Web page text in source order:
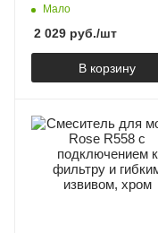
Мало
2 029 руб./шт
В корзину